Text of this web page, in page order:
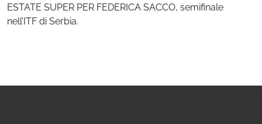
ESTATE SUPER PER FEDERICA SACCO, semifinale
nell’ITF di Serbia.